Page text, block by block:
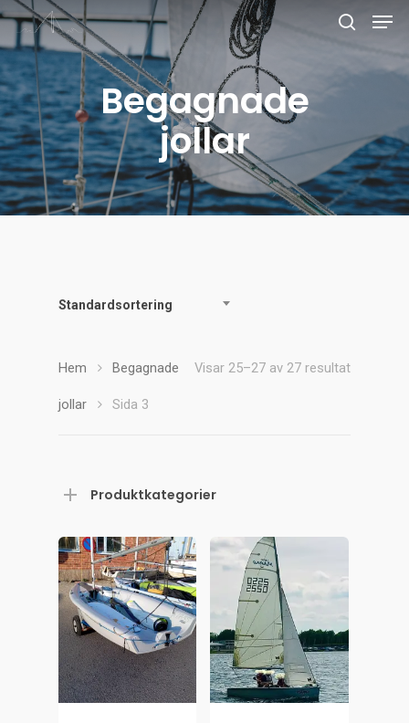
Tryck på enter för att söka
Begagnade
jollar
Standardsortering
Visar 25–27 av 27 resultat
Hem Begagnade
jollar Sida 3
Produktkategorier